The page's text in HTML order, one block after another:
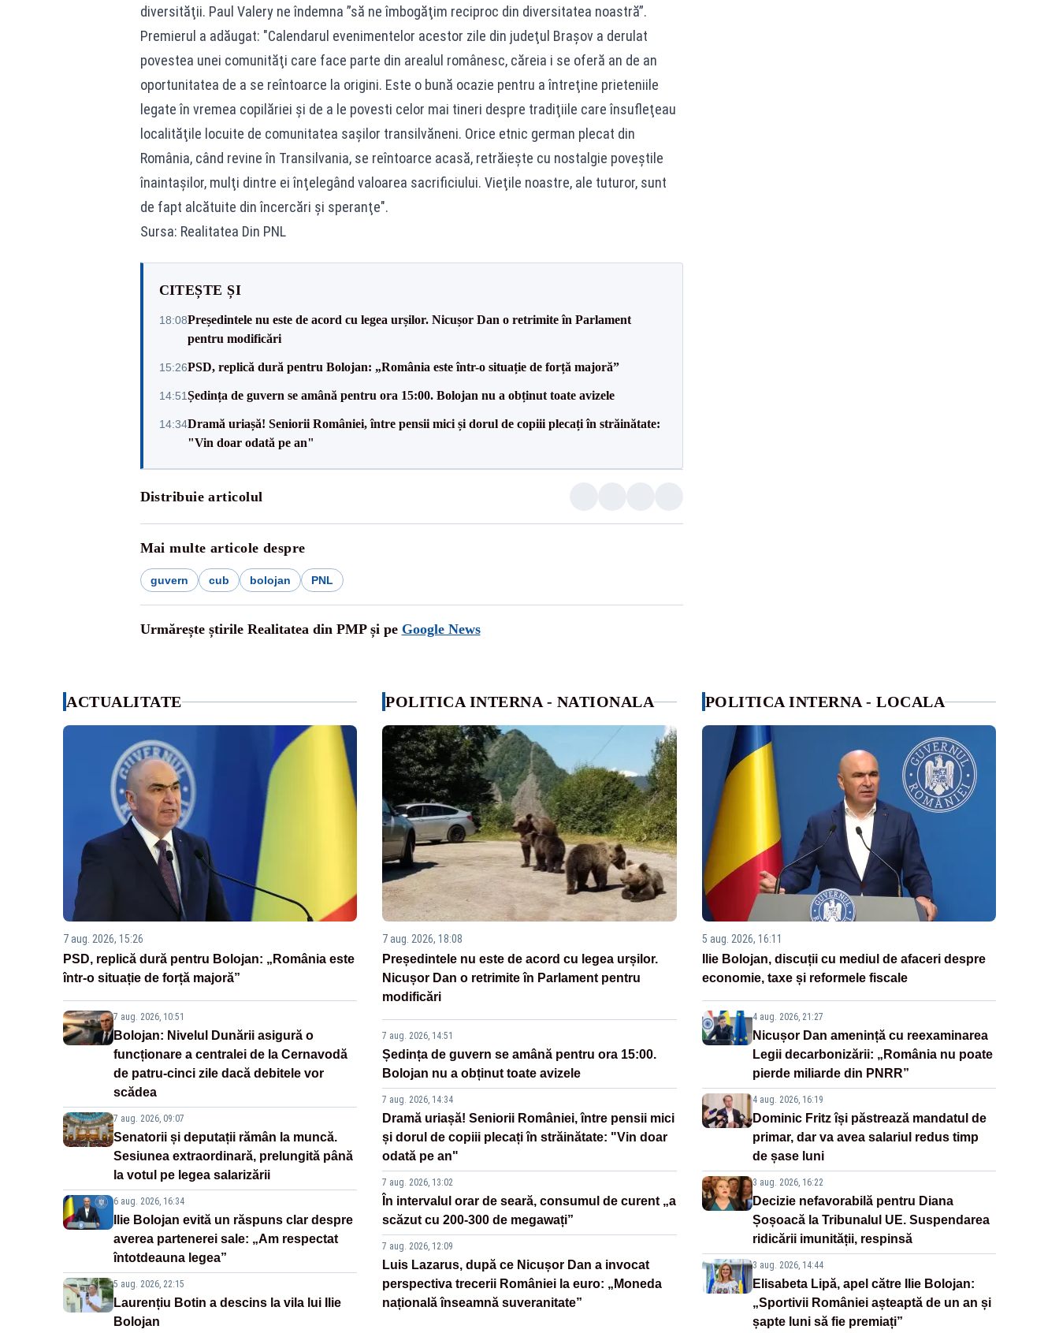
diversităţii. Paul Valery ne îndemna ”să ne îmbogăţim reciproc din diversitatea noastră”.
Premierul a adăugat: "Calendarul evenimentelor acestor zile din judeţul Braşov a derulat
povestea unei comunităţi care face parte din arealul românesc, căreia i se oferă an de an
oportunitatea de a se reîntoarce la origini. Este o bună ocazie pentru a întreţine prieteniile
legate în vremea copilăriei şi de a le povesti celor mai tineri despre tradiţiile care însufleţeau
localităţile locuite de comunitatea saşilor transilvăneni. Orice etnic german plecat din
România, când revine în Transilvania, se reîntoarce acasă, retrăieşte cu nostalgie poveştile
înaintaşilor, mulţi dintre ei înţelegând valoarea sacrificiului. Vieţile noastre, ale tuturor, sunt
de fapt alcătuite din încercări şi speranţe".
Sursa: Realitatea Din PNL
CITEȘTE ȘI
18:08Președintele nu este de acord cu legea urșilor. Nicușor Dan o retrimite în Parlament
pentru modificări
15:26PSD, replică dură pentru Bolojan: „România este într-o situație de forță majoră”
14:51Ședința de guvern se amână pentru ora 15:00. Bolojan nu a obținut toate avizele
14:34Dramă uriașă! Seniorii României, între pensii mici și dorul de copiii plecați în străinătate:
"Vin doar odată pe an"
Distribuie articolul
Mai multe articole despre
guvern cub bolojan PNL
Urmărește știrile Realitatea din PMP și pe Google News
ACTUALITATE
7 aug. 2026, 15:26
PSD, replică dură pentru Bolojan: „România este
într-o situație de forță majoră”
7 aug. 2026, 10:51
Bolojan: Nivelul Dunării asigură o
funcționare a centralei de la Cernavodă
de patru-cinci zile dacă debitele vor
scădea
7 aug. 2026, 09:07
Senatorii și deputații rămân la muncă.
Sesiunea extraordinară, prelungită până
la votul pe legea salarizării
6 aug. 2026, 16:34
Ilie Bolojan evită un răspuns clar despre
averea partenerei sale: „Am respectat
întotdeauna legea”
5 aug. 2026, 22:15
Laurențiu Botin a descins la vila lui Ilie
Bolojan
POLITICA INTERNA - NATIONALA
7 aug. 2026, 18:08
Președintele nu este de acord cu legea urșilor.
Nicușor Dan o retrimite în Parlament pentru
modificări
7 aug. 2026, 14:51
Ședința de guvern se amână pentru ora 15:00.
Bolojan nu a obținut toate avizele
7 aug. 2026, 14:34
Dramă uriașă! Seniorii României, între pensii mici
și dorul de copiii plecați în străinătate: "Vin doar
odată pe an"
7 aug. 2026, 13:02
În intervalul orar de seară, consumul de curent „a
scăzut cu 200-300 de megawați”
7 aug. 2026, 12:09
Luis Lazarus, după ce Nicușor Dan a invocat
perspectiva trecerii României la euro: „Moneda
națională înseamnă suveranitate”
POLITICA INTERNA - LOCALA
5 aug. 2026, 16:11
Ilie Bolojan, discuții cu mediul de afaceri despre
economie, taxe și reformele fiscale
4 aug. 2026, 21:27
Nicușor Dan amenință cu reexaminarea
Legii decarbonizării: „România nu poate
pierde miliarde din PNRR”
4 aug. 2026, 16:19
Dominic Fritz își păstrează mandatul de
primar, dar va avea salariul redus timp
de șase luni
3 aug. 2026, 16:22
Decizie nefavorabilă pentru Diana
Șoșoacă la Tribunalul UE. Suspendarea
ridicării imunității, respinsă
3 aug. 2026, 14:44
Elisabeta Lipă, apel către Ilie Bolojan:
„Sportivii României așteaptă de un an și
șapte luni să fie premiați”